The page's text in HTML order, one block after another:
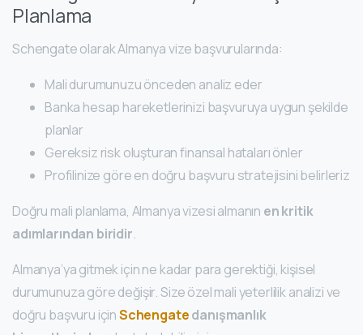
Planlama
Schengate olarak Almanya vize başvurularında:
Mali durumunuzu önceden analiz eder
Banka hesap hareketlerinizi başvuruya uygun şekilde
planlar
Gereksiz risk oluşturan finansal hataları önler
Profilinize göre en doğru başvuru stratejisini belirleriz
Doğru mali planlama, Almanya vizesi almanın en kritik
adımlarından biridir.
Almanya’ya gitmek için ne kadar para gerektiği, kişisel
durumunuza göre değişir. Size özel mali yeterlilik analizi ve
doğru başvuru içinSchengatedanışmanlık